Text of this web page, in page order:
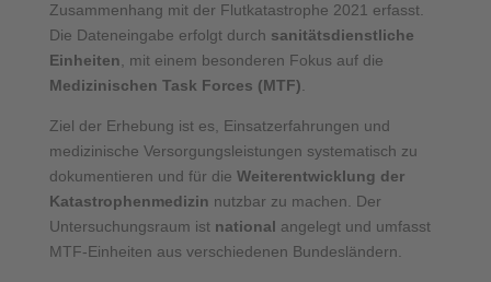
Zusammenhang mit der Flutkatastrophe 2021 erfasst.
Die Dateneingabe erfolgt durch sanitätsdienstliche
Einheiten , mit einem besonderen Fokus auf die
Medizinischen Task Forces (MTF)
Ziel der Erhebung ist es, Einsatzerfahrungen und
medizinische Versorgungsleistungen systematisch zu
dokumentieren und für die Weiterentwicklung der
Katastrophenmedizin nutzbar zu machen. Der
Untersuchungsraum ist national angelegt und umfasst
MTF-Einheiten aus verschiedenen Bundesländern.